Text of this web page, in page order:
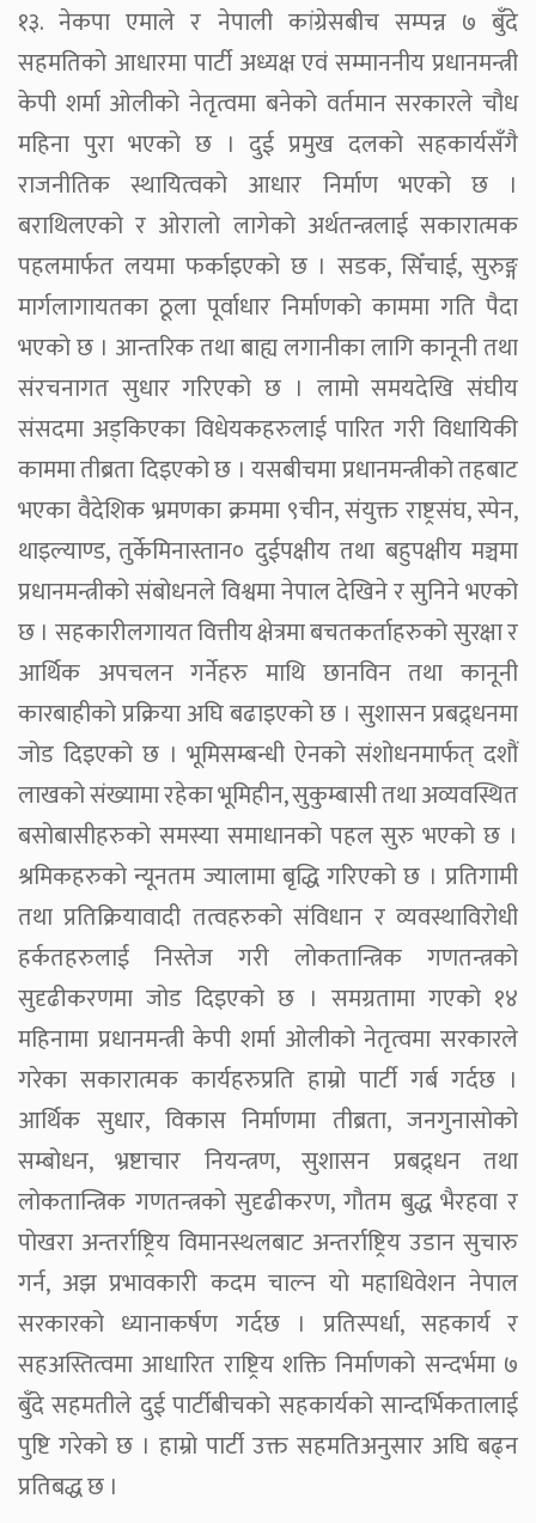
१३. नेकपा एमाले र नेपाली कांग्रेसबीच सम्पन्न ७ बुँदे
सहमतिको आधारमा पार्टी अध्यक्ष एवं सम्माननीय प्रधानमन्त्री
केपी शर्मा ओलीको नेतृत्वमा बनेको वर्तमान सरकारले चौध
महिना पुरा भएको छ । दुई प्रमुख दलको सहकार्यसँगै
राजनीतिक स्थायित्वको आधार निर्माण भएको छ ।
बराथिलएको र ओरालो लागेको अर्थतन्त्रलाई सकारात्मक
पहलमार्फत लयमा फर्काइएको छ । सडक, सिँचाई, सुरुङ्ग
मार्गलागायतका ठूला पूर्वाधार निर्माणको काममा गति पैदा
भएको छ । आन्तरिक तथा बाह्य लगानीका लागि कानूनी तथा
संरचनागत सुधार गरिएको छ । लामो समयदेखि संघीय
संसदमा अड्किएका विधेयकहरुलाई पारित गरी विधायिकी
काममा तीब्रता दिइएको छ । यसबीचमा प्रधानमन्त्रीको तहबाट
भएका वैदेशिक भ्रमणका क्रममा ९चीन, संयुक्त राष्ट्रसंघ, स्पेन,
थाइल्याण्ड, तुर्केमिनास्तान० दुईपक्षीय तथा बहुपक्षीय मञ्चमा
प्रधानमन्त्रीको संबोधनले विश्वमा नेपाल देखिने र सुनिने भएको
छ । सहकारीलगायत वित्तीय क्षेत्रमा बचतकर्ताहरुको सुरक्षा र
आर्थिक अपचलन गर्नेहरु माथि छानविन तथा कानूनी
कारबाहीको प्रक्रिया अघि बढाइएको छ । सुशासन प्रबद्र्धनमा
जोड दिइएको छ । भूमिसम्बन्धी ऐनको संशोधनमार्फत् दशौं
लाखको संख्यामा रहेका भूमिहीन, सुकुम्बासी तथा अव्यवस्थित
बसोबासीहरुको समस्या समाधानको पहल सुरु भएको छ ।
श्रमिकहरुको न्यूनतम ज्यालामा बृद्धि गरिएको छ । प्रतिगामी
तथा प्रतिक्रियावादी तत्वहरुको संविधान र व्यवस्थाविरोधी
हर्कतहरुलाई निस्तेज गरी लोकतान्त्रिक गणतन्त्रको
सुदृढीकरणमा जोड दिइएको छ । समग्रतामा गएको १४
महिनामा प्रधानमन्त्री केपी शर्मा ओलीको नेतृत्वमा सरकारले
गरेका सकारात्मक कार्यहरुप्रति हाम्रो पार्टी गर्ब गर्दछ ।
आर्थिक सुधार, विकास निर्माणमा तीब्रता, जनगुनासोको
सम्बोधन, भ्रष्टाचार नियन्त्रण, सुशासन प्रबद्र्धन तथा
लोकतान्त्रिक गणतन्त्रको सुदृढीकरण, गौतम बुद्ध भैरहवा र
पोखरा अन्तर्राष्ट्रिय विमानस्थलबाट अन्तर्राष्ट्रिय उडान सुचारु
गर्न, अझ प्रभावकारी कदम चाल्न यो महाधिवेशन नेपाल
सरकारको ध्यानाकर्षण गर्दछ । प्रतिस्पर्धा, सहकार्य र
सहअस्तित्वमा आधारित राष्ट्रिय शक्ति निर्माणको सन्दर्भमा ७
बुँदे सहमतीले दुई पार्टीबीचको सहकार्यको सान्दर्भिकतालाई
पुष्टि गरेको छ । हाम्रो पार्टी उक्त सहमतिअनुसार अघि बढ्न
प्रतिबद्ध छ ।